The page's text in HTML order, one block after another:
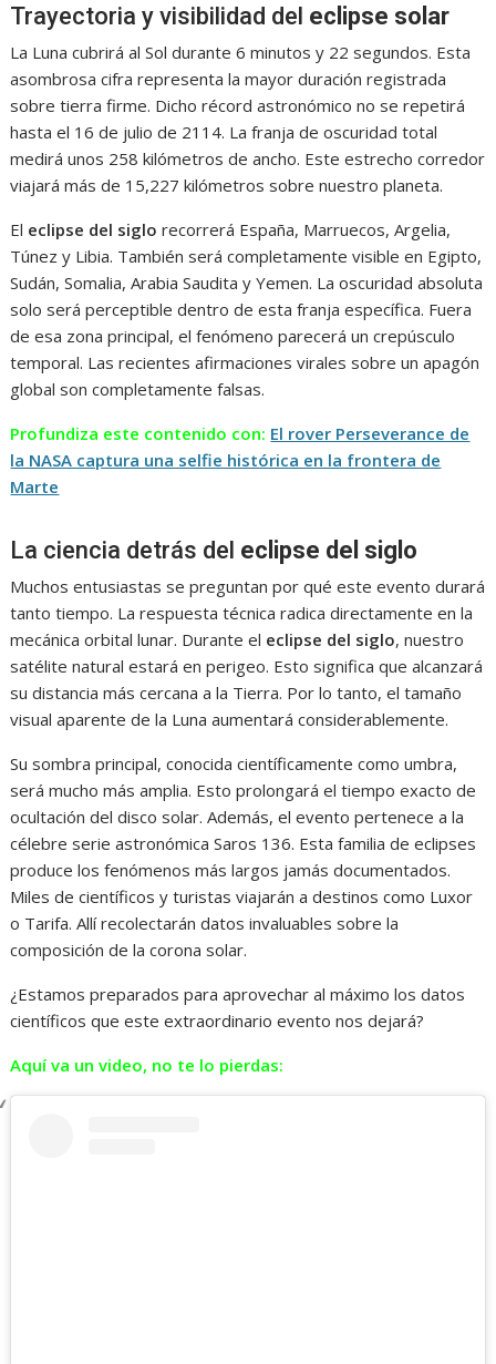
Trayectoria y visibilidad del eclipse solar
La Luna cubrirá al Sol durante 6 minutos y 22 segundos. Esta
asombrosa cifra representa la mayor duración registrada
sobre tierra firme. Dicho récord astronómico no se repetirá
hasta el 16 de julio de 2114. La franja de oscuridad total
medirá unos 258 kilómetros de ancho. Este estrecho corredor
viajará más de 15,227 kilómetros sobre nuestro planeta.
El eclipse del siglo recorrerá España, Marruecos, Argelia,
Túnez y Libia. También será completamente visible en Egipto,
Sudán, Somalia, Arabia Saudita y Yemen. La oscuridad absoluta
solo será perceptible dentro de esta franja específica. Fuera
de esa zona principal, el fenómeno parecerá un crepúsculo
temporal. Las recientes afirmaciones virales sobre un apagón
global son completamente falsas.
Profundiza este contenido con: El rover Perseverance de
la NASA captura una selfie histórica en la frontera de
Marte
La ciencia detrás del eclipse del siglo
Muchos entusiastas se preguntan por qué este evento durará
tanto tiempo. La respuesta técnica radica directamente en la
mecánica orbital lunar. Durante el eclipse del siglo, nuestro
satélite natural estará en perigeo. Esto significa que alcanzará
su distancia más cercana a la Tierra. Por lo tanto, el tamaño
visual aparente de la Luna aumentará considerablemente.
Su sombra principal, conocida científicamente como umbra,
será mucho más amplia. Esto prolongará el tiempo exacto de
ocultación del disco solar. Además, el evento pertenece a la
célebre serie astronómica Saros 136. Esta familia de eclipses
produce los fenómenos más largos jamás documentados.
Miles de científicos y turistas viajarán a destinos como Luxor
o Tarifa. Allí recolectarán datos invaluables sobre la
composición de la corona solar.
¿Estamos preparados para aprovechar al máximo los datos
científicos que este extraordinario evento nos dejará?
Aquí va un video, no te lo pierdas: